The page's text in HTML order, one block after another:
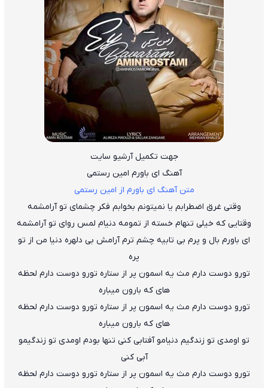
جهت تکمیل آرشیو سایت
آهنگ ای باورم امین رستمی
متن آهنگ ای باورم از امین رستمی
وقتی غرق اضطرابم یا نمیتونم بخوابم فکر چشمای تو آرامشمه
وقتایی که خیلی تنهام خسته از تمومه دنیام لمس روای تو آرامشمه
ای باورم بال و پرم بی تابیه چشم ترم آرامش بی دلهره دنیا من از تو
پره
تورو دوست دارم مث یه اسمون پر از ستاره تورو دوست دارم لحظه
های که بارون میباره
تورو دوست دارم مث یه اسمون پر از ستاره تورو دوست دارم لحظه
های که بارون میباره
تو اومدی تو زندگیم دنیامو آفتابی کنی تنها بودم اومدی تو زندگیمو
آبی کنی
تورو دوست دارم مث یه اسمون پر از ستاره تورو دوست دارم لحظه